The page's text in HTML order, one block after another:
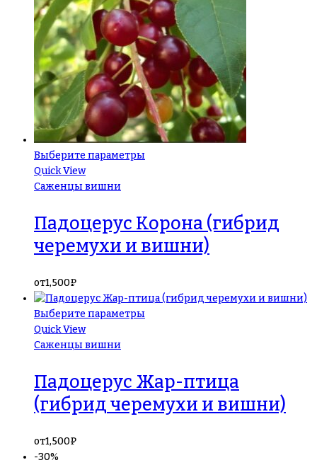
Выберите параметры
Quick View
Саженцы вишни
Падоцерус Корона (гибрид
черемухи и вишни)
от1,500₽
Выберите параметры
Quick View
Саженцы вишни
Падоцерус Жар-птица
(гибрид черемухи и вишни)
от1,500₽
-30%